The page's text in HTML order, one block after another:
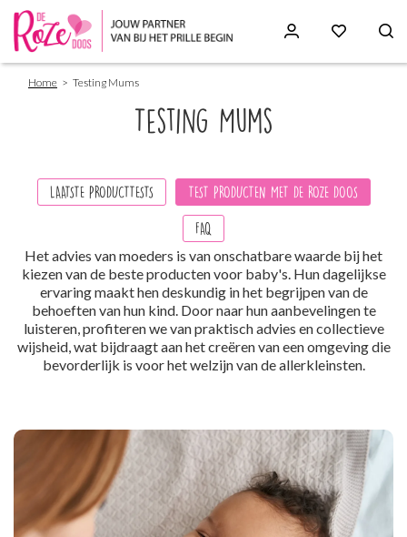
Breadcrumb
Home Testing Mums
Testing Mums
Paragraphs
LAATSTE PRODUCTTESTS TEST PRODUCTEN MET DE ROZE DOOS
FAQ
Het advies van moeders is van onschatbare waarde bij het
kiezen van de beste producten voor baby's. Hun dagelijkse
ervaring maakt hen deskundig in het begrijpen van de
behoeften van hun kind. Door naar hun aanbevelingen te
luisteren, profiteren we van praktisch advies en collectieve
wijsheid, wat bijdraagt aan het creëren van een omgeving die
bevorderlijk is voor het welzijn van de allerkleinsten.